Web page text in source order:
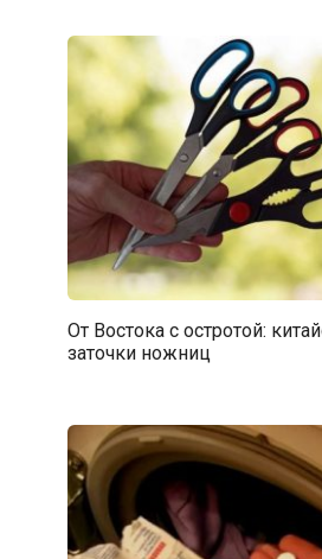
От Востока с остротой:
заточки ножниц